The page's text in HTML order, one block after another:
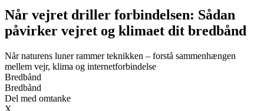
Når vejret driller forbindelsen: Sådan
påvirker vejret og klimaet dit bredbånd
Når naturens luner rammer teknikken – forstå sammenhængen
mellem vejr, klima og internetforbindelse
Bredbånd
Bredbånd
Del med omtanke
X